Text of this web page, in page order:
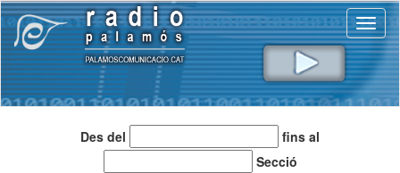
Des del
fins al
Secció